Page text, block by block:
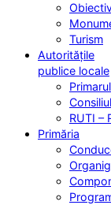
Turism
Autoritățile
publice locale
Primarul
RUTI –
Primăria